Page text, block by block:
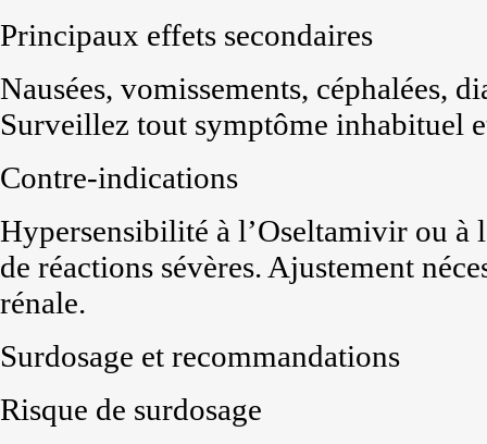
Principaux effets secondaires
Nausées, vomissements, céphalées,
Surveillez tout symptôme inhabituel
Contre-indications
Hypersensibilité à l’Oseltamivir ou à
de réactions sévères. Ajustement
rénale.
Surdosage et recommandations
Risque de surdosage